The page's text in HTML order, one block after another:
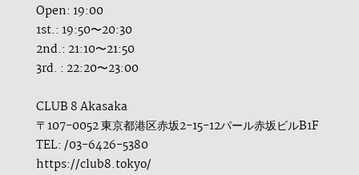
Open: 19:00
1st.: 19:50〜20:30
2nd.: 21:10〜21:50
3rd. : 22:20〜23:00
CLUB 8 Akasaka
〒107-0052 東京都港区赤坂2-15-12パール赤坂ビルB1F
TEL: /03-6426-5380
https://club8.tokyo/